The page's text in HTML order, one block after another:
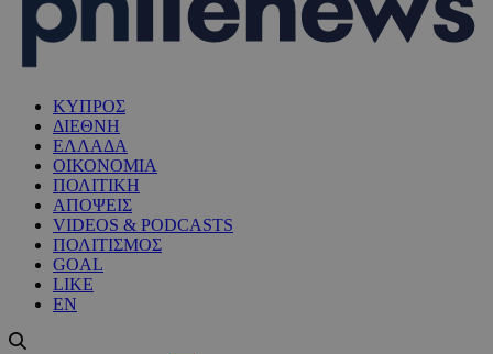
ΚΥΠΡΟΣ
ΔΙΕΘΝΗ
ΕΛΛΑΔΑ
ΟΙΚΟΝΟΜΙΑ
ΠΟΛΙΤΙΚΗ
ΑΠΟΨΕΙΣ
VIDEOS & PODCASTS
ΠΟΛΙΤΙΣΜΟΣ
GOAL
LIKE
EN